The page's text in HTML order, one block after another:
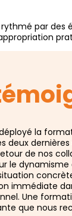
par des
la
deux
de nos
le
immédiate
Une
que nous